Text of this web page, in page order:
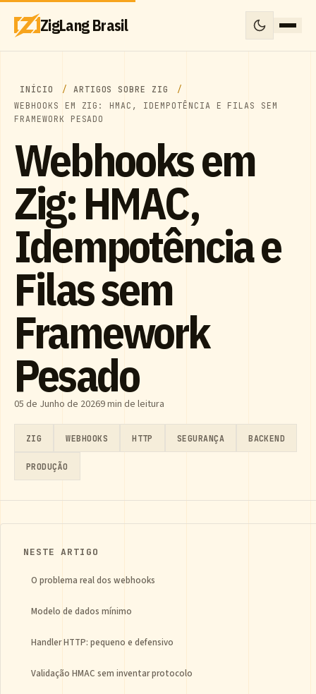
ZigLang Brasil
INÍCIO
ARTIGOS SOBRE ZIG
WEBHOOKS EM ZIG: HMAC, IDEMPOTÊNCIA E FILAS SEM
FRAMEWORK PESADO
Webhooks em
Zig: HMAC,
Idempotência e
Filas sem
Framework
Pesado
05 de Junho de 20269 min de leitura
ZIG WEBHOOKS HTTP SEGURANÇA BACKEND
PRODUÇÃO
NESTE ARTIGO
O problema real dos webhooks
Modelo de dados mínimo
Handler HTTP: pequeno e defensivo
Validação HMAC sem inventar protocolo